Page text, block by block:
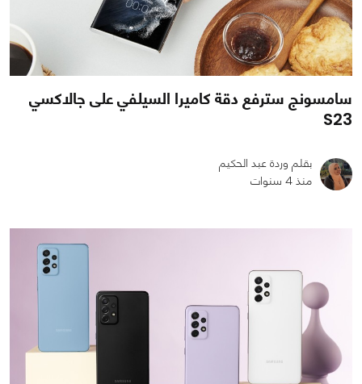
0
سامسونج سترفع دقة كاميرا السيلفي على جالاكسي
بقلم وردة عبد الحكيم
منذ 4 سنوات